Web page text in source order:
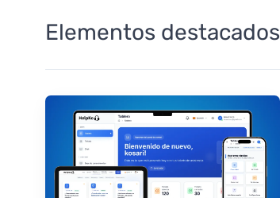
Elementos destacados